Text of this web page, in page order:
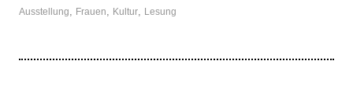
Ausstellung, Frauen, Kultur, Lesung